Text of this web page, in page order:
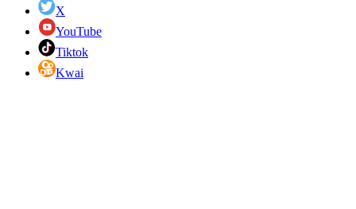
X
YouTube
Tiktok
Kwai